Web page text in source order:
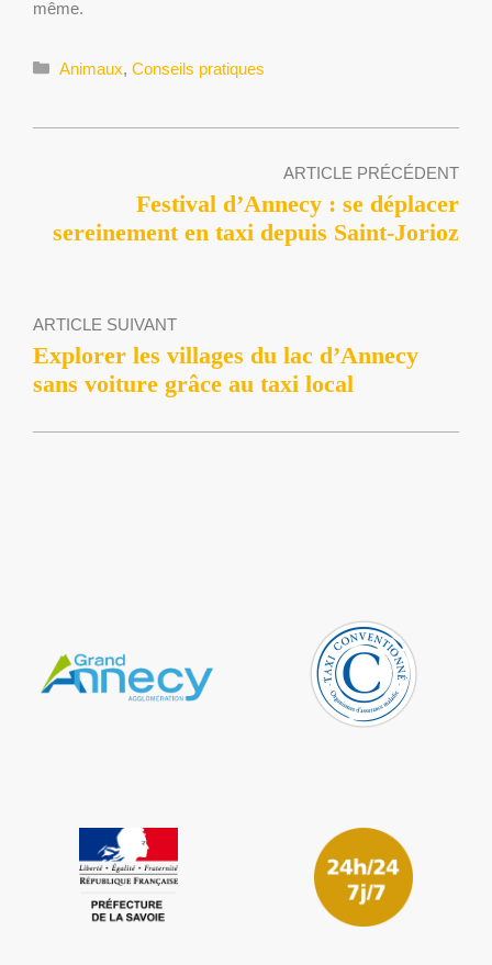
même.
Catégories
Animaux, Conseils pratiques
ARTICLE PRÉCÉDENT
Festival d’Annecy : se déplacer
sereinement en taxi depuis Saint-Jorioz
ARTICLE SUIVANT
Explorer les villages du lac d’Annecy
sans voiture grâce au taxi local